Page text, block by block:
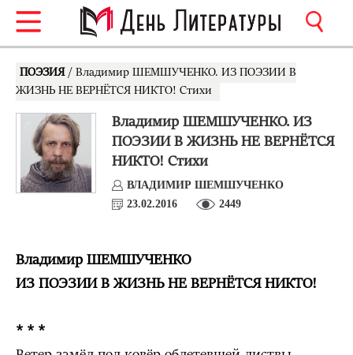
ПОЭЗИЯ / Владимир ШЕМШУЧЕНКО. ИЗ ПОЭЗИИ В
ЖИЗНЬ НЕ ВЕРНЁТСЯ НИКТО! Стихи
Владимир ШЕМШУЧЕНКО. ИЗ
ПОЭЗИИ В ЖИЗНЬ НЕ ВЕРНЁТСЯ
НИКТО! Стихи
ВЛАДИМИР ШЕМШУЧЕНКО
23.02.2016
2449
Владимир ШЕМШУЧЕНКО
ИЗ ПОЭЗИИ В ЖИЗНЬ НЕ ВЕРНЁТСЯ НИКТО!
* * *